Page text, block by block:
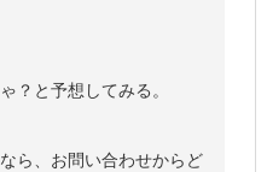
？と予想してみる。
ら、お問い合わせからど